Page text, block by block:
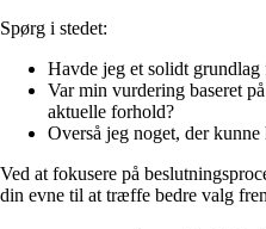
Spørg i stedet:
Havde jeg et solidt
Var min vurdering baseret
aktuelle forhold?
Overså jeg noget, der
Ved at fokusere på
din evne til at træffe bedre valg